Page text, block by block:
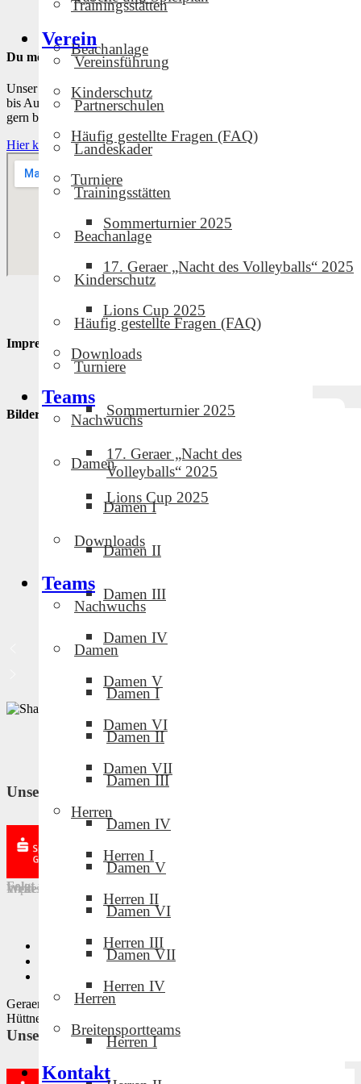
Trainingsstätten
Beachanlage
Kinderschutz
Häufig gestellte Fragen (FAQ)
Turniere
Sommerturnier 2025
17. Geraer „Nacht des Volleyballs“ 2025
Lions Cup 2025
Downloads
Teams
Nachwuchs
Damen
Damen I
Damen II
Damen III
Damen IV
Damen V
Damen VI
Damen VII
Herren
Herren I
Herren II
Herren III
Herren IV
Breitensportteams
Kontakt
Verein
Vereinsführung
Partnerschulen
Landeskader
Trainingsstätten
Beachanlage
Kinderschutz
Häufig gestellte Fragen (FAQ)
Turniere
Sommerturnier 2025
17. Geraer „Nacht des
Volleyballs“ 2025
Lions Cup 2025
Downloads
Teams
Nachwuchs
Damen
Damen I
Damen II
Damen III
Damen IV
Damen V
Damen VI
Damen VII
Herren
Herren I
Du möchtest den Beachplatz nutzen?
Unser Beachplatz kann in den Sommermonaten von ca. April/Mai
bis August/September genutzt werden. Bei Interesse kannst du dich
gern bei unserem Verantwortlichen melden!
Hier klicken um zum Belegungsplan zu gelangen
Impressionen
Bildergalerie
Unsere Partner und Sponsoren
Folgt uns in den sozialen Medien!
Weitere Links
Impressum
Privatsphäre-Einstellungen ändern
Historie der Privatsphäre-Einstellungen
Geraer Volleyballclub · Design by Mike Tischmacher und Norman
Hüttner · © 2022
Unsere Partner und Sponsoren